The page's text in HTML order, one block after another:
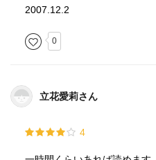
2007.12.2
0
立花愛莉さん
4